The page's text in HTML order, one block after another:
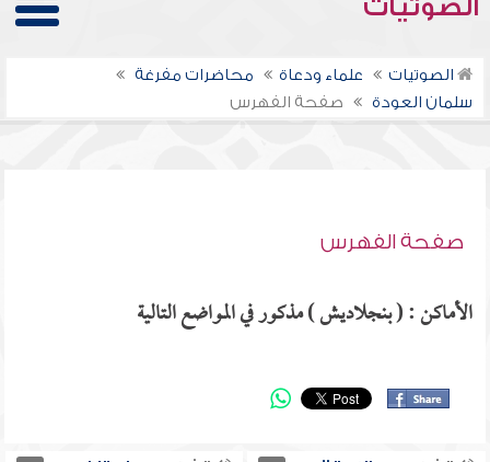
الصوتيات
الصوتيات علماء ودعاة
محاضرات مفرغة
سلمان العودة
صفحة الفهرس
صفحة الفهرس
الأماكن : ( بنجلاديش ) مذكور في المواضع التالية